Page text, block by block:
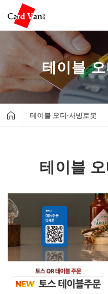
테이블
테이블 오더·서빙로봇
테이블 오더·서빙로봇
비대면결제
고객지원센터
신규문의
테이블